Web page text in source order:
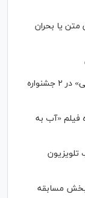
متن یا بحران
نامزدی بهترین فیلم و بازیگری «دوچرخه آبی» در ۲ جشنواره
فیلم «آب به
تلویزیون
بخش مسابقه